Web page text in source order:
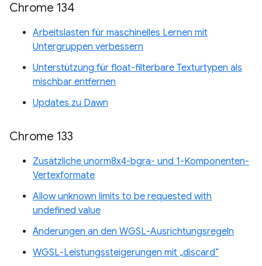
Chrome 134
Arbeitslasten für maschinelles Lernen mit
Untergruppen verbessern
Unterstützung für float-filterbare Texturtypen als
mischbar entfernen
Updates zu Dawn
Chrome 133
Zusätzliche unorm8x4-bgra- und 1-Komponenten-
Vertexformate
Allow unknown limits to be requested with
undefined value
Änderungen an den WGSL-Ausrichtungsregeln
WGSL-Leistungssteigerungen mit „discard“